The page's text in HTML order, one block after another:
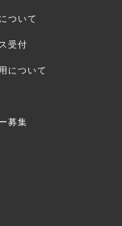
ついて
受付
について
募集